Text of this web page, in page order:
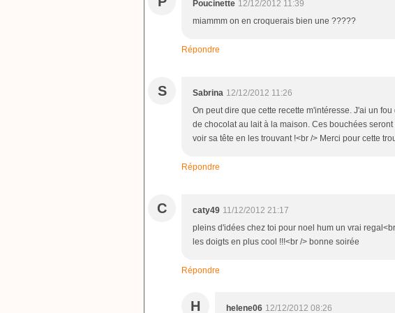
Poucinette 12/12/2012 11:39
miammm on en croquerais bien une ?????
Répondre
S Sabrina 12/12/2012 11:26
On peut dire que cette recette m'intéresse. J'ai un
de chocolat au lait à la maison. Ces bouchées
voir sa tête en les trouvant !<br /> Merci pour cette
Répondre
C caty49 11/12/2012 21:17
pleins d'idées chez toi pour noel hum un vrai
les doigts en plus cool !!!<br /> bonne soirée
Répondre
H helene06 12/12/2012 08:26